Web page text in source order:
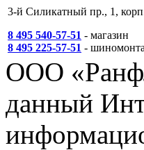
3-й Силикатный пр., 1,
8 495 540-57-51 - магазин
8 495 225-57-51 -
ООО
данный